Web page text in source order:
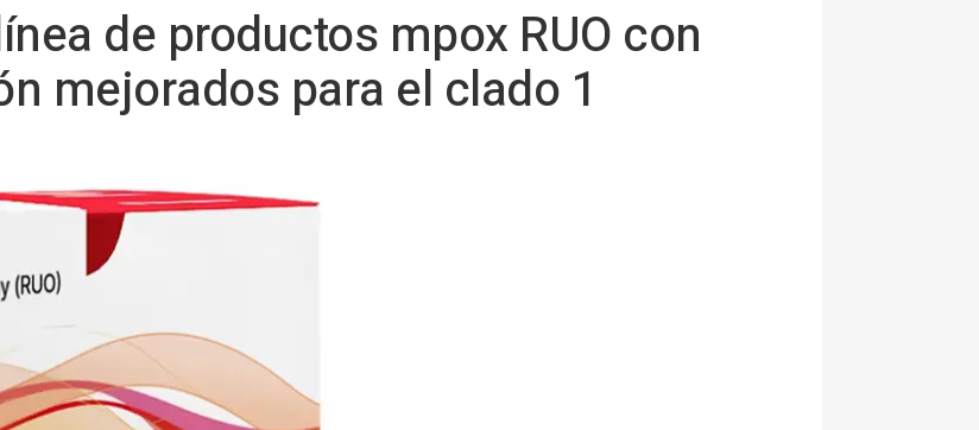
de productos mpox RUO con
mejorados para el clado 1